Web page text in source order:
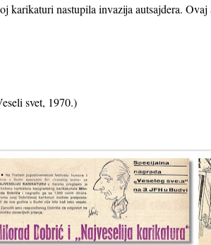
karikaturi nastupila invazija autsajdera.
svet, 1970.)